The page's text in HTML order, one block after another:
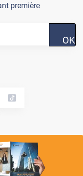
première
OK